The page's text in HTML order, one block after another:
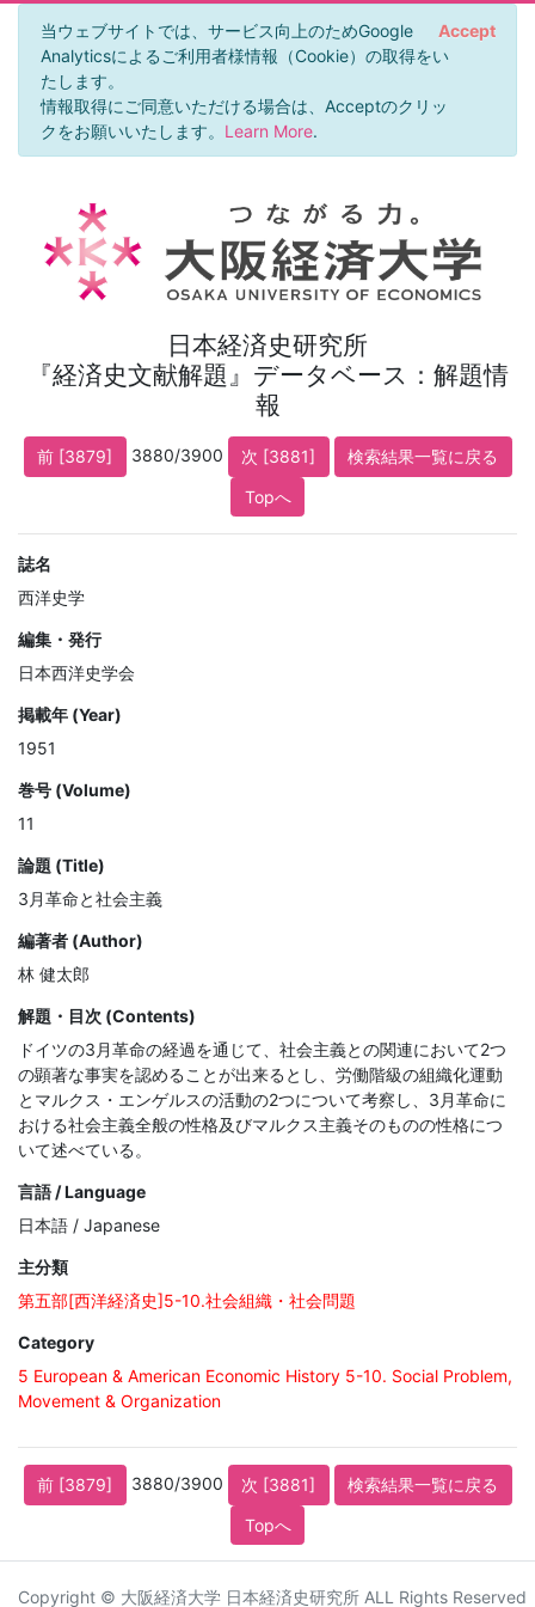
当ウェブサイトでは、サービス向上のためGoogle
Analyticsによるご利用者様情報（Cookie）の取得をい
たします。
情報取得にご同意いただける場合は、Acceptのクリッ
クをお願いいたします。 Learn More.
Accept
日本経済史研究所
『経済史文献解題』データベース：解題情
報
前 [3879] 3880/3900 次 [3881]
検索結果一覧に戻る
Topへ
誌名
西洋史学
編集・発行
日本西洋史学会
掲載年 (Year)
1951
巻号 (Volume)
11
論題 (Title)
3月革命と社会主義
編著者 (Author)
林 健太郎
解題・目次 (Contents)
ドイツの3月革命の経過を通じて、社会主義との関連において2つ
の顕著な事実を認めることが出来るとし、労働階級の組織化運動
とマルクス・エンゲルスの活動の2つについて考察し、3月革命に
おける社会主義全般の性格及びマルクス主義そのものの性格につ
いて述べている。
言語 / Language
日本語 / Japanese
主分類
第五部[西洋経済史]5-10.社会組織・社会問題
Category
5 European & American Economic History 5-10. Social Problem,
Movement & Organization
前 [3879] 3880/3900 次 [3881]
検索結果一覧に戻る
Topへ
Copyright © 大阪経済大学 日本経済史研究所 ALL Rights Reserved